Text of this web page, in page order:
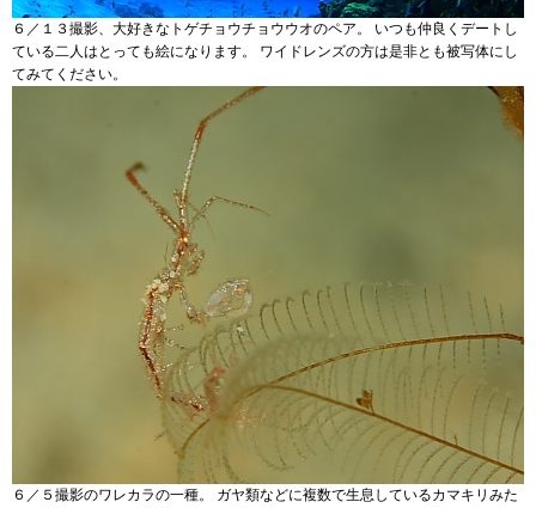
６／１３撮影、大好きなトゲチョウチョウウオのペア。 いつも仲良くデートし
ている二人はとっても絵になります。 ワイドレンズの方は是非とも被写体にし
てみてください。
６／５撮影のワレカラの一種。 ガヤ類などに複数で生息しているカマキリみた